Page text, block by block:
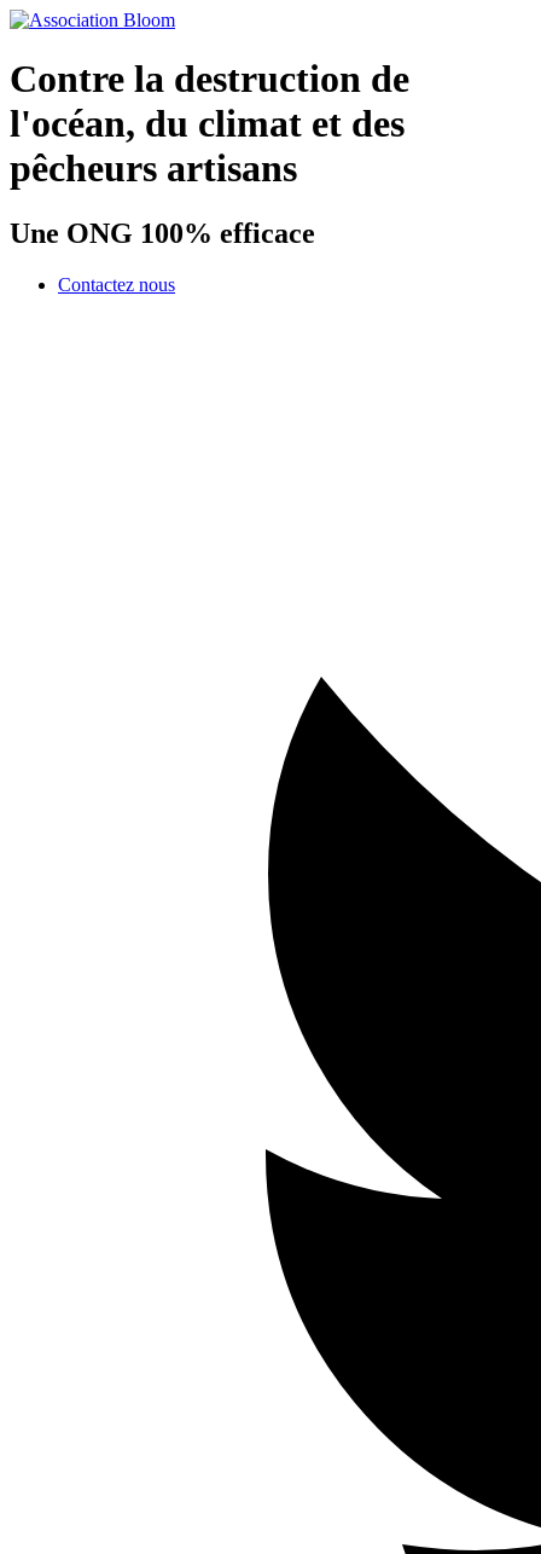
Contre la destruction de
l'océan, du climat et des
pêcheurs artisans
Une ONG 100% efficace
Contactez nous